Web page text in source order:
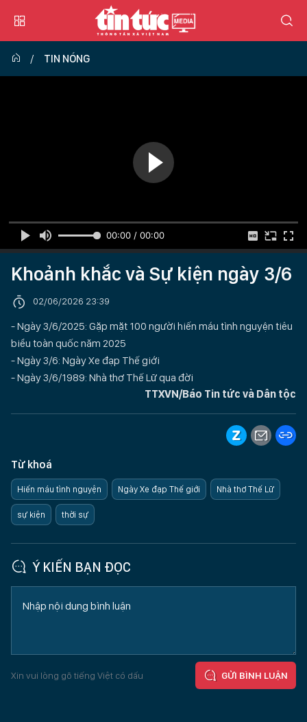
TIN NÓNG
00:00 / 00:00
Khoảnh khắc và Sự kiện ngày 3/6
02/06/2026 23:39
- Ngày 3/6/2025: Gặp mặt 100 người hiến máu tình nguyện tiêu
biểu toàn quốc năm 2025
- Ngày 3/6: Ngày Xe đạp Thế giới
- Ngày 3/6/1989: Nhà thơ Thế Lữ qua đời
TTXVN/Báo Tin tức và Dân tộc
Từ khoá
Hiến máu tình nguyện Ngày Xe đạp Thế giới Nhà thơ Thế Lữ
sự kiện thời sự
Ý KIẾN BẠN ĐỌC
Xin vui lòng gõ tiếng Việt có dấu GỬI BÌNH LUẬN